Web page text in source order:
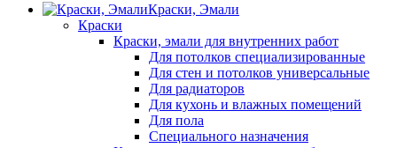
Краски, Эмали
Краски
Краски, эмали для внутренних работ
Для потолков специализированные
Для стен и потолков универсальные
Для радиаторов
Для кухонь и влажных помещений
Для пола
Специального назначения